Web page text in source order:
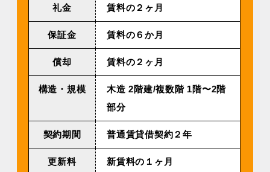
礼金 賃料の２ヶ月
保証金 賃料の６か月
償却 賃料の２ヶ月
構造・規模
⽊造 2階建/複数階 1階〜2階
部分
契約期間 普通賃貸借契約２年
更新料 新賃料の１ヶ月